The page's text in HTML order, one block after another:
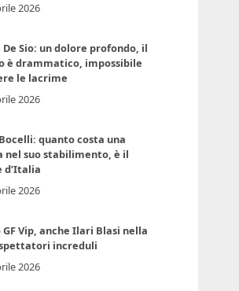
2026
De Sio: un dolore profondo, il
è drammatico, impossibile
le lacrime
2026
quanto costa una
nel suo stabilimento, è il
d’Italia
2026
GF Vip, anche Ilari Blasi nella
increduli
2026